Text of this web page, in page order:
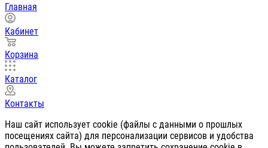
Главная
Кабинет
Корзина
Каталог
Контакты
Наш сайт использует cookie (файлы с данными о прошлых
посещениях сайта) для персонализации сервисов и удобства